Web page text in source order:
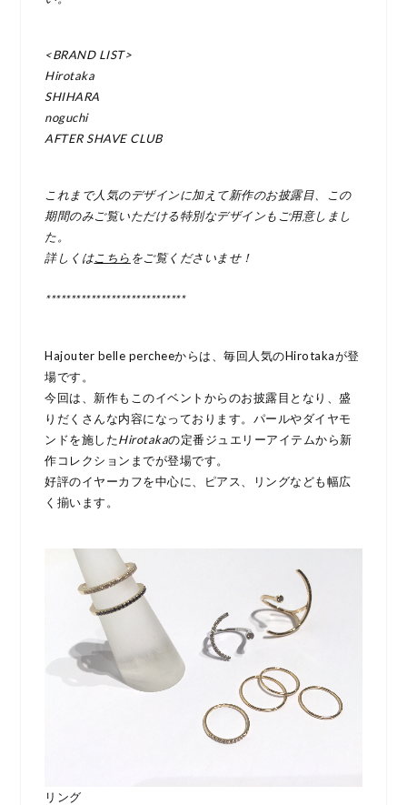
<BRAND LIST>
Hirotaka
SHIHARA
noguchi
AFTER SHAVE CLUB
これまで人気のデザインに加えて新作のお披露目、この
期間のみご覧いただける特別なデザインもご用意しまし
た。
詳しくはこちら をご覧くださいませ！
****************************
Hajouter belle percheeからは、毎回人気のHirotakaが登
場です。
今回は、新作もこのイベントからのお披露目となり、盛
りだくさんな内容になっております。パールやダイヤモ
ンドを施したHirotakaの定番ジュエリーアイテムから新
作コレクションまでが登場です。
好評のイヤーカフを中心に、ピアス、リングなども幅広
く揃います。
リング